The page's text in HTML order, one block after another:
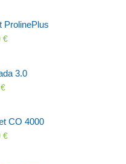
ProlinePlus
€
3.0
CO 4000
€